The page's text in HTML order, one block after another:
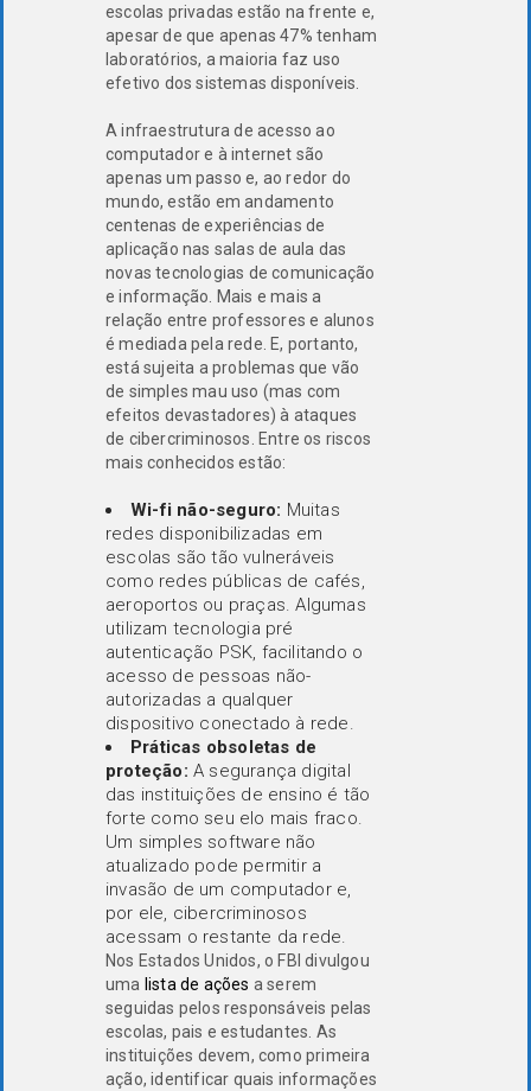
escolas privadas estão na frente e,
apesar de que apenas 47% tenham
laboratórios, a maioria faz uso
efetivo dos sistemas disponíveis.
A infraestrutura de acesso ao
computador e à internet são
apenas um passo e, ao redor do
mundo, estão em andamento
centenas de experiências de
aplicação nas salas de aula das
novas tecnologias de comunicação
e informação. Mais e mais a
relação entre professores e alunos
é mediada pela rede. E, portanto,
está sujeita a problemas que vão
de simples mau uso (mas com
efeitos devastadores) à ataques
de cibercriminosos. Entre os riscos
mais conhecidos estão:
Wi-fi não-seguro: Muitas
redes disponibilizadas em
escolas são tão vulneráveis
como redes públicas de cafés,
aeroportos ou praças. Algumas
utilizam tecnologia pré
autenticação PSK, facilitando o
acesso de pessoas não-
autorizadas a qualquer
dispositivo conectado à rede.
Práticas obsoletas de
proteção: A segurança digital
das instituições de ensino é tão
forte como seu elo mais fraco.
Um simples software não
atualizado pode permitir a
invasão de um computador e,
por ele, cibercriminosos
acessam o restante da rede.
Nos Estados Unidos, o FBI divulgou
uma lista de ações a serem
seguidas pelos responsáveis pelas
escolas, pais e estudantes. As
instituições devem, como primeira
ação, identificar quais informações